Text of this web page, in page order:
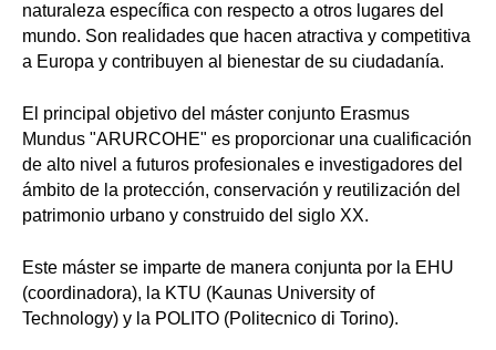
naturaleza específica con respecto a otros lugares del
mundo. Son realidades que hacen atractiva y competitiva
a Europa y contribuyen al bienestar de su ciudadanía.
El principal objetivo del máster conjunto Erasmus
Mundus "ARURCOHE" es proporcionar una cualificación
de alto nivel a futuros profesionales e investigadores del
ámbito de la protección, conservación y reutilización del
patrimonio urbano y construido del siglo XX.
Este máster se imparte de manera conjunta por la EHU
(coordinadora), la KTU (Kaunas University of
Technology) y la POLITO (Politecnico di Torino).